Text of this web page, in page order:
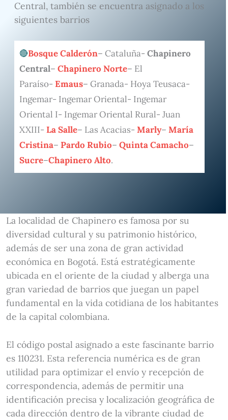
Central, también se encuentra asignado a los
siguientes barrios
Bosque Calderón– Cataluña- Chapinero
Central– Chapinero Norte– El
Paraíso- Emaus– Granada- Hoya Teusaca-
Ingemar- Ingemar Oriental- Ingemar
Oriental I- Ingemar Oriental Rural- Juan
XXIII- La Salle– Las Acacias- Marly– María
Cristina– Pardo Rubio– Quinta Camacho–
Sucre–Chapinero Alto.
La localidad de Chapinero es famosa por su
diversidad cultural y su patrimonio histórico,
además de ser una zona de gran actividad
económica en Bogotá. Está estratégicamente
ubicada en el oriente de la ciudad y alberga una
gran variedad de barrios que juegan un papel
fundamental en la vida cotidiana de los habitantes
de la capital colombiana.
El código postal asignado a este fascinante barrio
es 110231. Esta referencia numérica es de gran
utilidad para optimizar el envío y recepción de
correspondencia, además de permitir una
identificación precisa y localización geográfica de
cada dirección dentro de la vibrante ciudad de